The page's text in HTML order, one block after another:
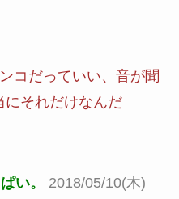
コだっていい、音が聞
にそれだけなんだ
い。
2018/05/10(木)